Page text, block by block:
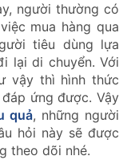
người thường có
mua hàng qua
tiêu dùng lựa
lại di chuyển. Với
vậy thì hình thức
ứng được. Vậy
quả, những người
hỏi này sẽ được
theo dõi nhé.